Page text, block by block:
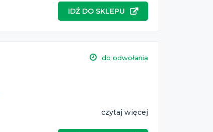
IDŹ DO SKLEPU
do odwołania
czytaj więcej